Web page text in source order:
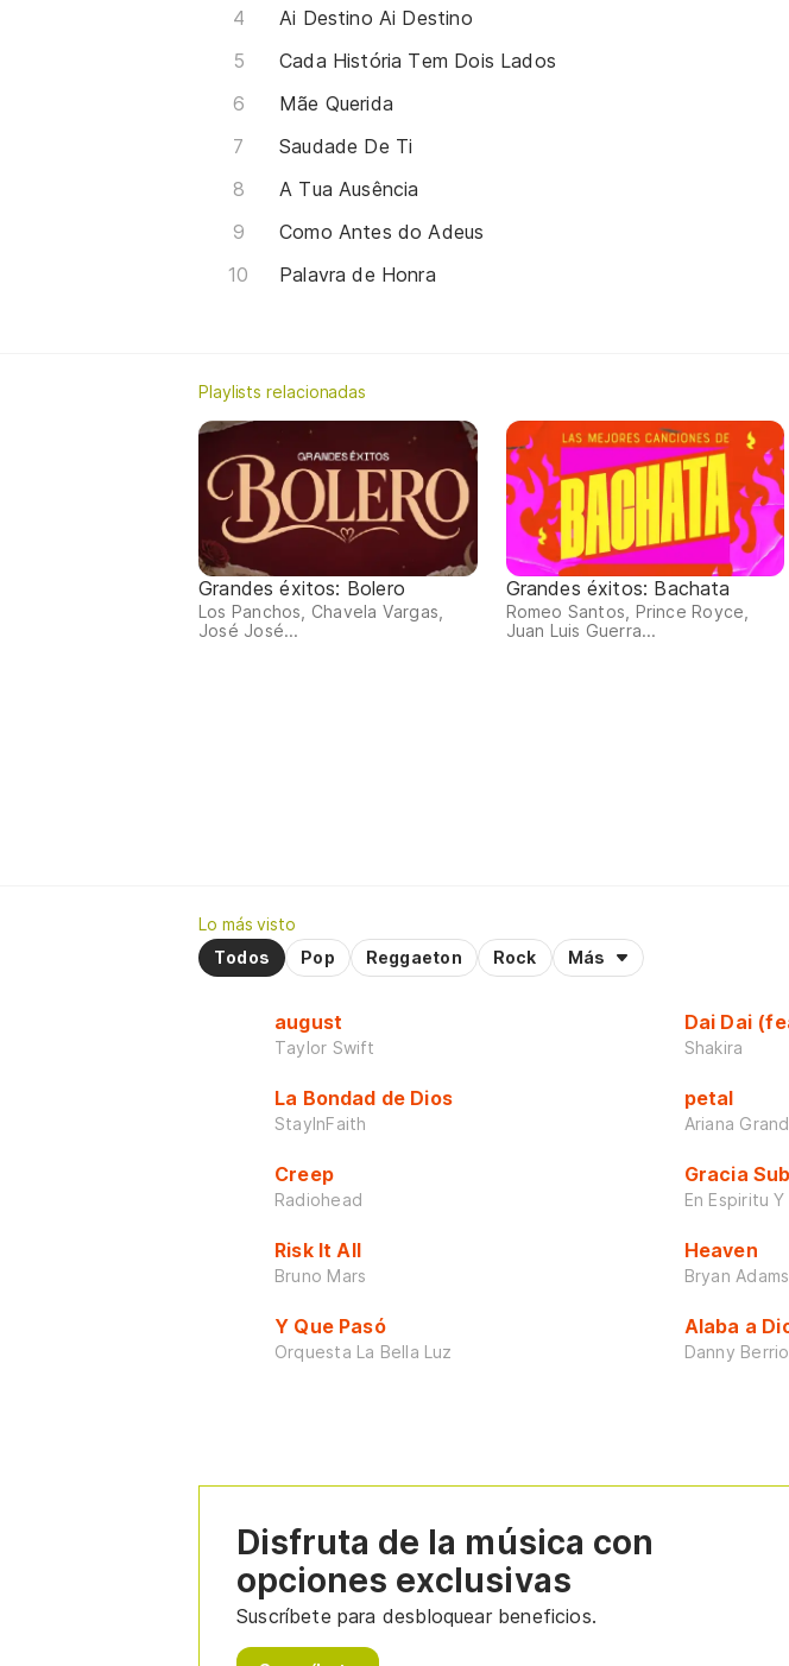
Ai Destino Ai Destino
Cada História Tem Dois Lados
Mãe Querida
Saudade De Ti
A Tua Ausência
Como Antes do Adeus
Palavra de Honra
Playlists relacionadas
Grandes éxitos: Bolero
Los Panchos, Chavela Vargas,
José José...
Grandes éxitos: Bachata
Romeo Santos, Prince Royce,
Juan Luis Guerra...
Lo más visto
Todos
Pop Reggaeton Rock Más
august
Taylor Swift
La Bondad de Dios
StayInFaith
Creep
Radiohead
Risk It All
Bruno Mars
Y Que Pasó
Orquesta La Bella Luz
Dai Dai
Shakira
petal
Ariana
Gracia
En Espiritu
Heaven
Bryan Adams
Alaba a
Danny
Disfruta de la música con
opciones exclusivas
Suscríbete para desbloquear beneficios.